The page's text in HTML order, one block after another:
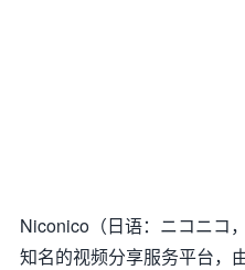
Niconico（日语：ニコニコ
知名的视频分享服务平台，